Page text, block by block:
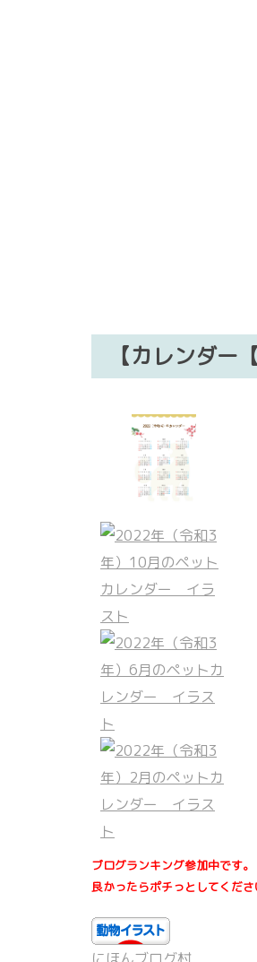
【カレンダー
ブログランキング参加中です。
良かったらポチっとしてくださ